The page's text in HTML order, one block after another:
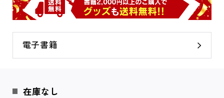
電子書籍
在庫なし